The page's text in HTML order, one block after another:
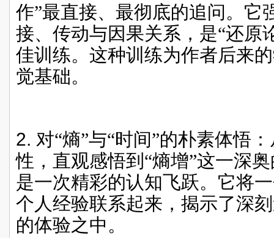
作”最直接、最彻底的追问。它
接、传动与因果关系，是“还原
佳训练。这种训练为作者后来
觉基础。
2. 对“熵”与“时间”的朴素体悟
性，直观感悟到“熵增”这一深
是一次精彩的认知飞跃。它将
个人经验联系起来，揭示了深
的体验之中。